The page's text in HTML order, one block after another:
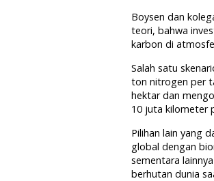
Boysen dan
teori, bahwa
karbon di
Salah satu
ton nitrogen per
hektar dan
10 juta kilometer
Pilihan lain yang
global dengan
sementara
berhutan dunia